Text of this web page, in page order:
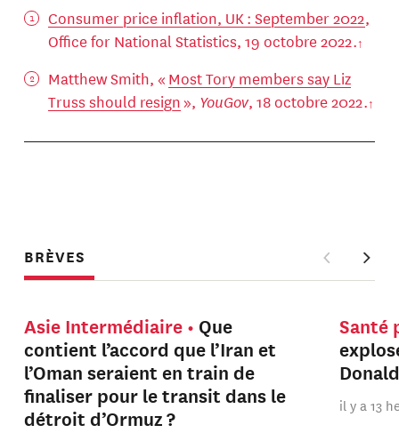
Consumer price inflation, UK : September 2022,
Office for National Statistics, 19 octobre 2022.
Matthew Smith, « Most Tory members say Liz
Truss should resign», YouGov, 18 octobre 2022.
BRÈVES
Asie Intermédiaire
Que
contient l’accord que l’Iran et
l’Oman seraient en train de
finaliser pour le transit dans le
détroit d’Ormuz ?
Santé
il y a 13